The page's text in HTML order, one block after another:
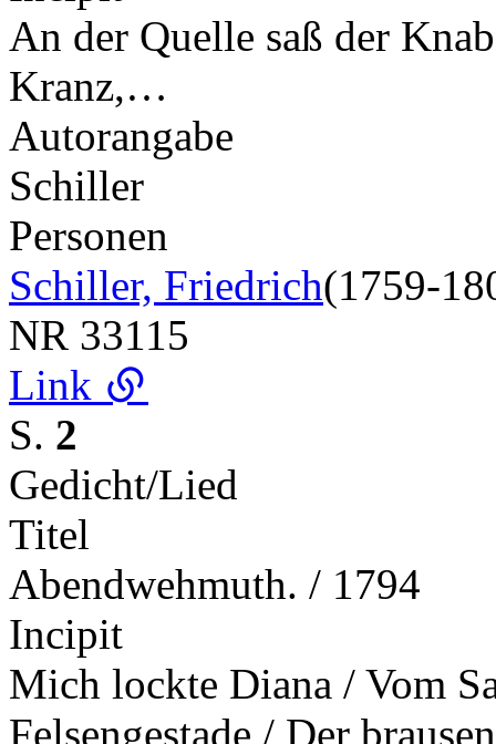
An der Quelle saß der
Kranz,…
Autorangabe
Schiller
Personen
Schiller, Friedrich(1759-
NR 33115
Link
S. 2
Gedicht/Lied
Titel
Abendwehmuth. / 1794
Incipit
Mich lockte Diana / Vom
Felsengestade / Der